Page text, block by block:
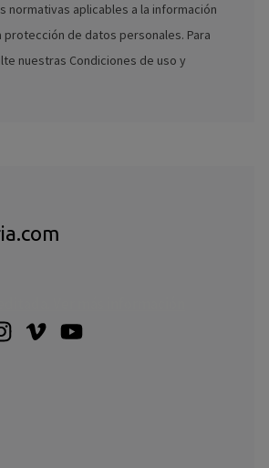
normativas aplicables a la información
protección de datos personales. Para
nuestras Condiciones de uso y